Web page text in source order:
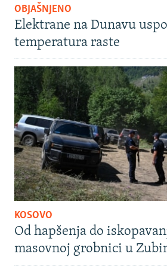
OBJAŠNJENO
Elektrane na Dunavu
temperatura raste
KOSOVO
Od hapšenja do
masovnoj grobnici u